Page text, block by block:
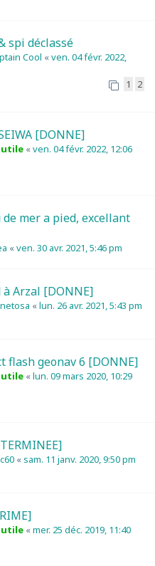
spi déclassé
Cool «ven. 04 févr. 2022,
1 2
[DONNE]
«ven. 04 févr. 2022, 12:06
mer a pied, excellant
«ven. 30 avr. 2021, 5:46 pm
Arzal [DONNE]
«lun. 26 avr. 2021, 5:43 pm
flash geonav 6 [DONNE]
«lun. 09 mars 2020, 10:29
«sam. 11 janv. 2020, 9:50 pm
«mer. 25 déc. 2019, 11:40